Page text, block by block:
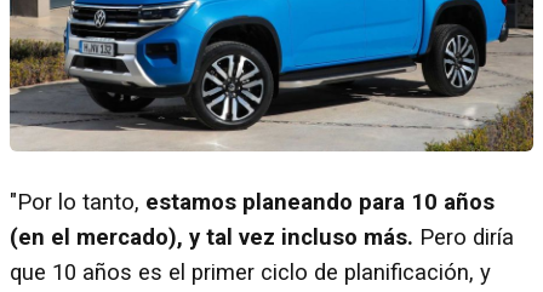
"Por lo tanto, estamos planeando para 10 años
(en el mercado), y tal vez incluso más. Pero diría
que 10 años es el primer ciclo de planificación, y